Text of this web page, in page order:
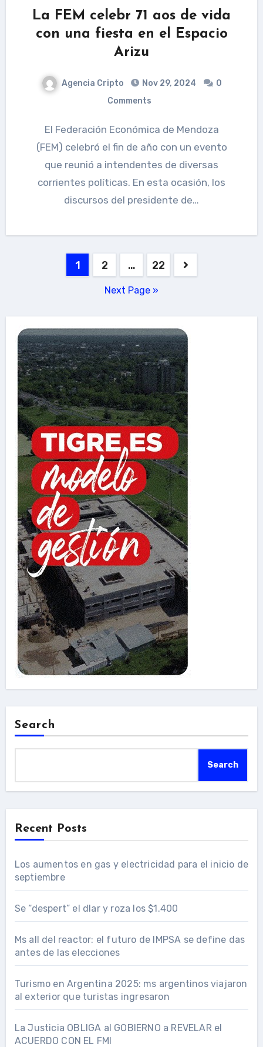
La FEM celebr 71 aos de vida
con una fiesta en el Espacio
Arizu
Agencia Cripto Nov 29, 2024
0
Comments
El Federación Económica de Mendoza
(FEM) celebró el fin de año con un evento
que reunió a intendentes de diversas
corrientes políticas. En esta ocasión, los
discursos del presidente de…
1 2 … 22
Next Page »
Search
Search
Recent Posts
Los aumentos en gas y electricidad para el inicio de
septiembre
Se “despert” el dlar y roza los $1.400
Ms all del reactor: el futuro de IMPSA se define das
antes de las elecciones
Turismo en Argentina 2025: ms argentinos viajaron
al exterior que turistas ingresaron
La Justicia OBLIGA al GOBIERNO a REVELAR el
ACUERDO CON EL FMI